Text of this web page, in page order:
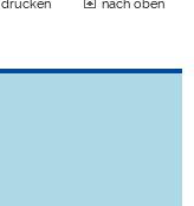
drucken nach oben